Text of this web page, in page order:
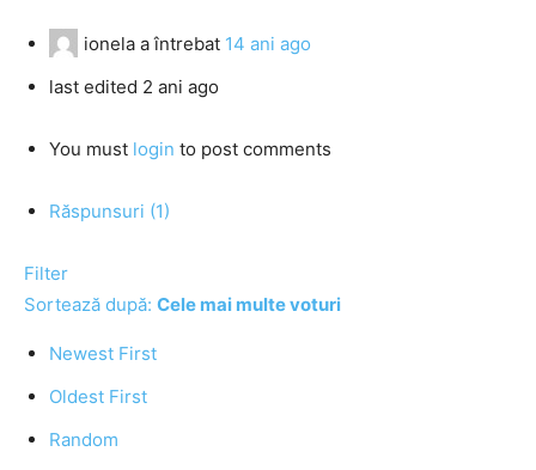
ionela a întrebat 14 ani ago
last edited 2 ani ago
You must login to post comments
Răspunsuri (1)
Filter
Sortează după: Cele mai multe voturi
Newest First
Oldest First
Random